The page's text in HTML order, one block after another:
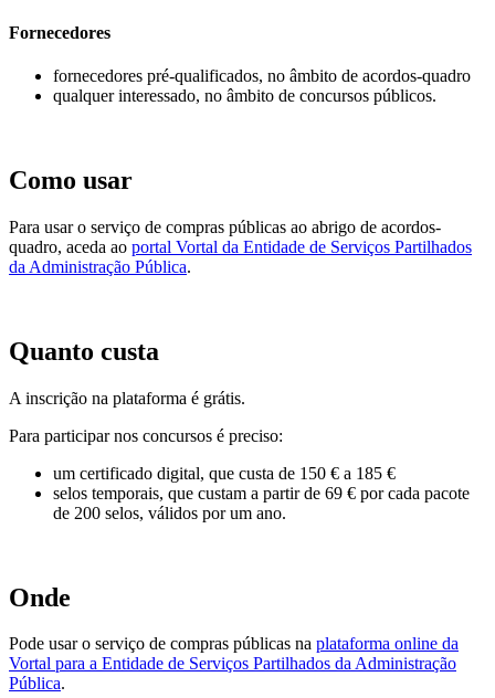
Fornecedores
fornecedores pré-qualificados, no âmbito de acordos-quadro
qualquer interessado, no âmbito de concursos públicos.
Como usar
Para usar o serviço de compras públicas ao abrigo de acordos-
quadro, aceda ao portal Vortal da Entidade de Serviços Partilhados
da Administração Pública.
Quanto custa
A inscrição na plataforma é grátis.
Para participar nos concursos é preciso:
um certificado digital, que custa de 150 € a 185 €
selos temporais, que custam a partir de 69 € por cada pacote
de 200 selos, válidos por um ano.
Onde
Pode usar o serviço de compras públicas na plataforma online da
Vortal para a Entidade de Serviços Partilhados da Administração
Pública.